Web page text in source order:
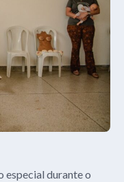
especial durante o